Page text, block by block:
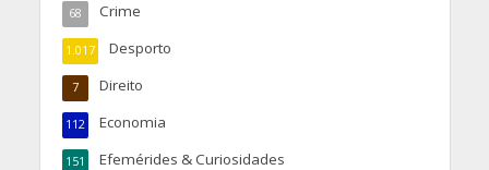
Crime
68
Desporto
1.017
Direito
7
Economia
112
Efemérides & Curiosidades
151